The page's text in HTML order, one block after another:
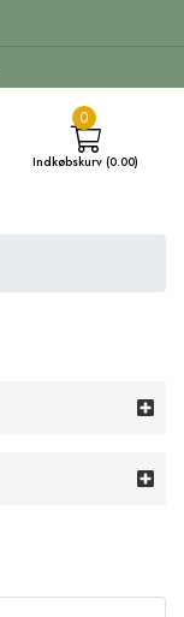
0
Indkøbskurv (0.00)